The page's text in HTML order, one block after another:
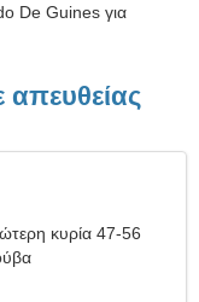
De Guines για
απευθείας
κυρία 47-56